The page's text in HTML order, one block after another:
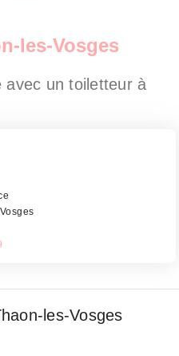
les-Vosges
avec un toiletteur à
les-Vosges